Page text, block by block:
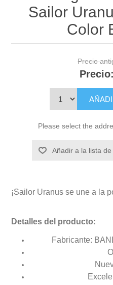
Sailor
Color
Precio
Precio:
Please select the
Añadir a la lista
¡Sailor Uranus se une a la
Detalles del producto:
Fabricante: